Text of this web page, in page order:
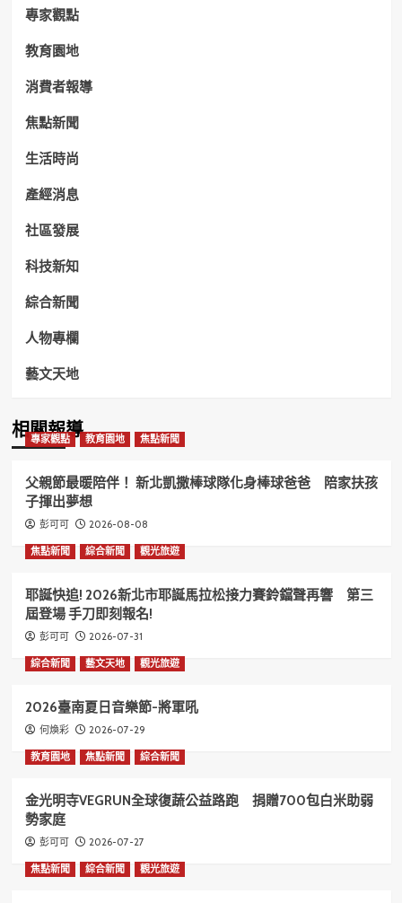
專家觀點
教育園地
消費者報導
焦點新聞
生活時尚
產經消息
社區發展
科技新知
綜合新聞
人物專欄
藝文天地
相關報導
專家觀點 教育園地 焦點新聞
父親節最暖陪伴！ 新北凱撒棒球隊化身棒球爸爸 陪家扶孩
子揮出夢想
彭可可 2026-08-08
焦點新聞 綜合新聞 觀光旅遊
耶誕快追! 2026新北市耶誕馬拉松接力賽鈴鐺聲再響 第三
屆登場 手刀即刻報名!
彭可可 2026-07-31
綜合新聞 藝文天地 觀光旅遊
2026臺南夏日音樂節-將軍吼
何煥彩 2026-07-29
教育園地 焦點新聞 綜合新聞
金光明寺VEGRUN全球復蔬公益路跑 捐贈700包白米助弱
勢家庭
彭可可 2026-07-27
焦點新聞 綜合新聞 觀光旅遊